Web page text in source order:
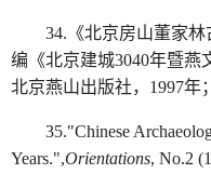
34.《北京房山董家
编《北京建城3040年暨燕
北京燕山出版社，1997年；
35."Chinese
Years.",Orientations, No.2